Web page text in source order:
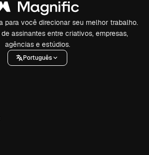
para você direcionar seu melhor trabalho.
assinantes entre criativos, empresas,
agências e estúdios.
Português